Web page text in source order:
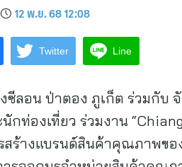
12 พ.ย. 68 12:08
Twitter Line
ซีลอน ป่าตอง ภูเก็ต ร่วมกับ
กท่องเที่ยว ร่วมงาน
สร้างแบรนด์สินค้าคุณภาพขอ